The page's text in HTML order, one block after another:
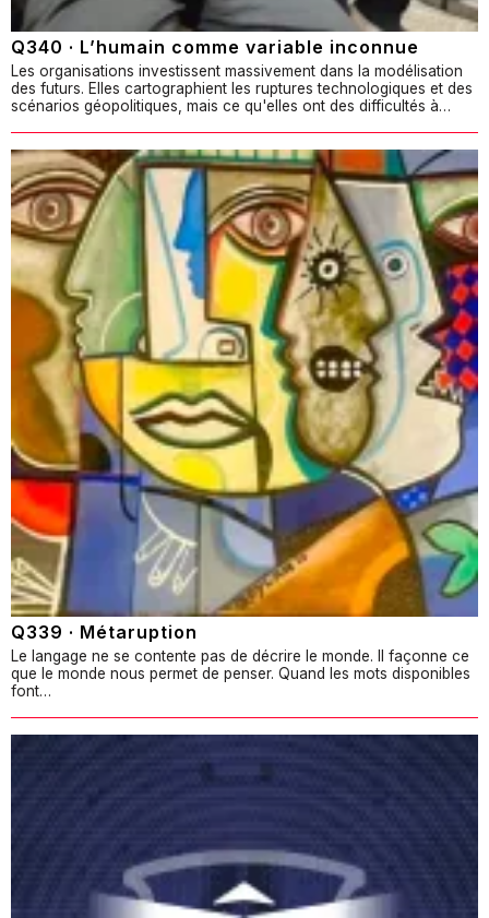
Q340 · L’humain comme variable inconnue
Les organisations investissent massivement dans la modélisation
des futurs. Elles cartographient les ruptures technologiques et des
scénarios géopolitiques, mais ce qu'elles ont des difficultés à…
Q339 · Métaruption
Le langage ne se contente pas de décrire le monde. Il façonne ce
que le monde nous permet de penser. Quand les mots disponibles
font…